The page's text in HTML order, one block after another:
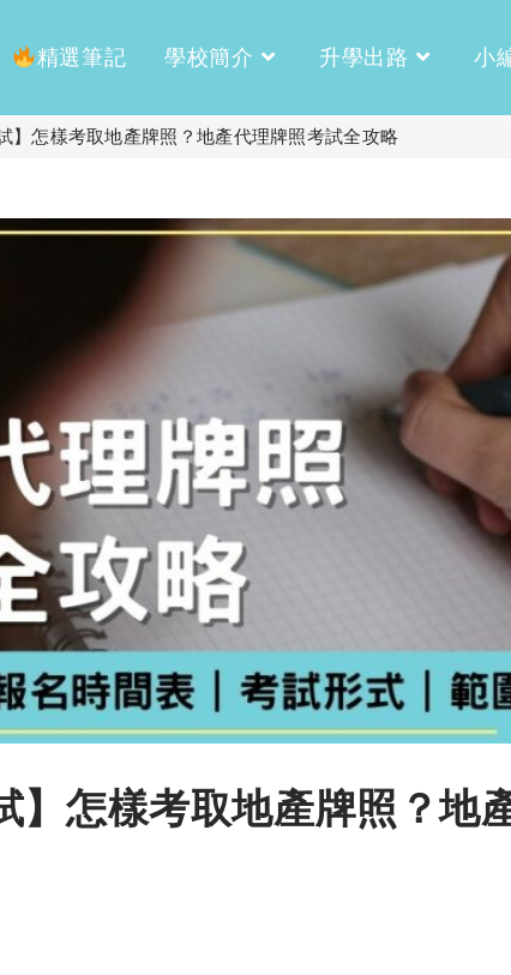
精選筆記 學校簡介 升學出路 小
】怎樣考取地產牌照？地產代理牌照考試全攻略
】怎樣考取地產牌照？地